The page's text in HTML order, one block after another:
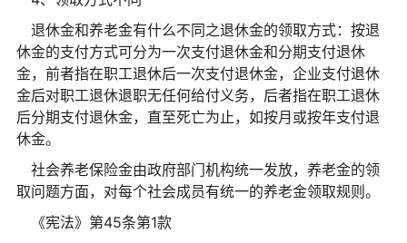
退休金和养老金有什么不同之退休金的领取方式：按退
休金的支付方式可分为一次支付退休金和分期支付退休
金，前者指在职工退休后一次支付退休金，企业支付退休
金后对职工退休退职无任何给付义务，后者指在职工退休
后分期支付退休金，直至死亡为止，如按月或按年支付退
休金。
社会养老保险金由政府部门机构统一发放，养老金的领
取问题方面，对每个社会成员有统一的养老金领取规则。
《宪法》第45条第1款